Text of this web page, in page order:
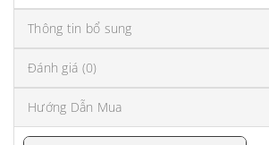
Thông tin bổ sung
Đánh giá (0)
Hướng Dẫn Mua